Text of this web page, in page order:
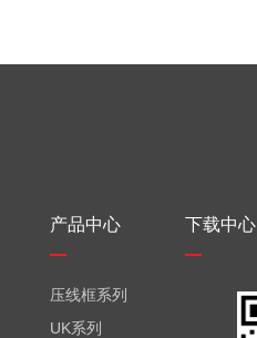
产品中心
压线框系列
UK系列
下载中心